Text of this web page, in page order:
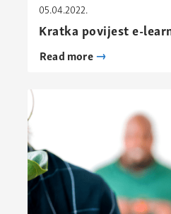
05.04.2022.
Kratka povijest e-
Read more